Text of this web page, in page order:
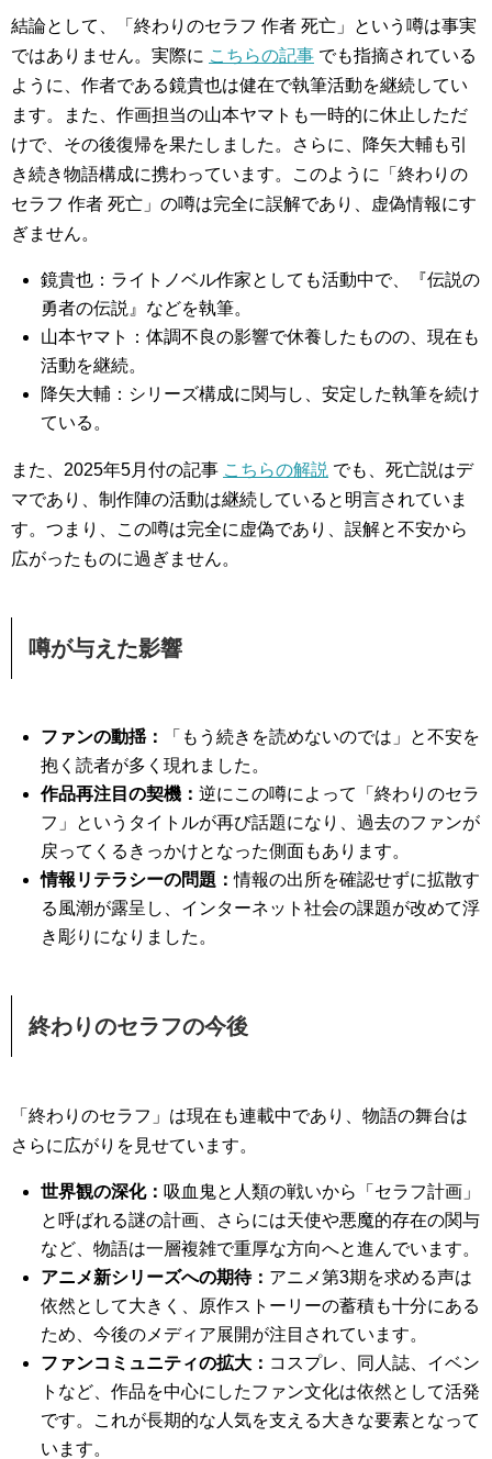
結論として、「終わりのセラフ 作者 死亡」という噂は事実
ではありません。実際に こちらの記事 でも指摘されている
ように、作者である鏡貴也は健在で執筆活動を継続してい
ます。また、作画担当の山本ヤマトも一時的に休止しただ
けで、その後復帰を果たしました。さらに、降矢大輔も引
き続き物語構成に携わっています。このように「終わりの
セラフ 作者 死亡」の噂は完全に誤解であり、虚偽情報にす
ぎません。
鏡貴也：ライトノベル作家としても活動中で、『伝説の
勇者の伝説』などを執筆。
山本ヤマト：体調不良の影響で休養したものの、現在も
活動を継続。
降矢大輔：シリーズ構成に関与し、安定した執筆を続け
ている。
また、2025年5月付の記事 こちらの解説 でも、死亡説はデ
マであり、制作陣の活動は継続していると明言されていま
す。つまり、この噂は完全に虚偽であり、誤解と不安から
広がったものに過ぎません。
噂が与えた影響
ファンの動揺：
「もう続きを読めないのでは」と不安を
抱く読者が多く現れました。
作品再注目の契機：逆にこの噂によって「終わりのセラ
フ」というタイトルが再び話題になり、過去のファンが
戻ってくるきっかけとなった側面もあります。
情報リテラシーの問題：情報の出所を確認せずに拡散す
る風潮が露呈し、インターネット社会の課題が改めて浮
き彫りになりました。
終わりのセラフの今後
「終わりのセラフ」は現在も連載中であり、物語の舞台は
さらに広がりを見せています。
世界観の深化： 吸血鬼と人類の戦いから「セラフ計画」
と呼ばれる謎の計画、さらには天使や悪魔的存在の関与
など、物語は一層複雑で重厚な方向へと進んでいます。
アニメ新シリーズへの期待： アニメ第3期を求める声は
依然として大きく、原作ストーリーの蓄積も十分にある
ため、今後のメディア展開が注目されています。
ファンコミュニティの拡大： コスプレ、同人誌、イベン
トなど、作品を中心にしたファン文化は依然として活発
です。これが長期的な人気を支える大きな要素となって
います。